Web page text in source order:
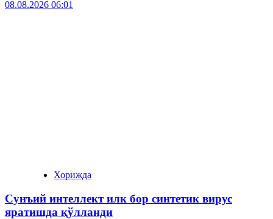
08.08.2026 06:01
Хорижда
Сунъий интеллект илк бор синтетик вирус
яратишда қўлланди